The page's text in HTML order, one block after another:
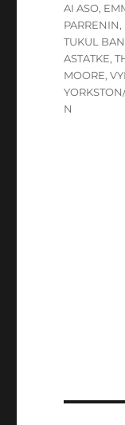
Tags
AI ASO,
PARRENIN,
TUKUL
ASTATKE,
MOORE,
N